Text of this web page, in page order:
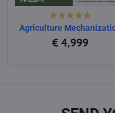
Agriculture
€ 4,999